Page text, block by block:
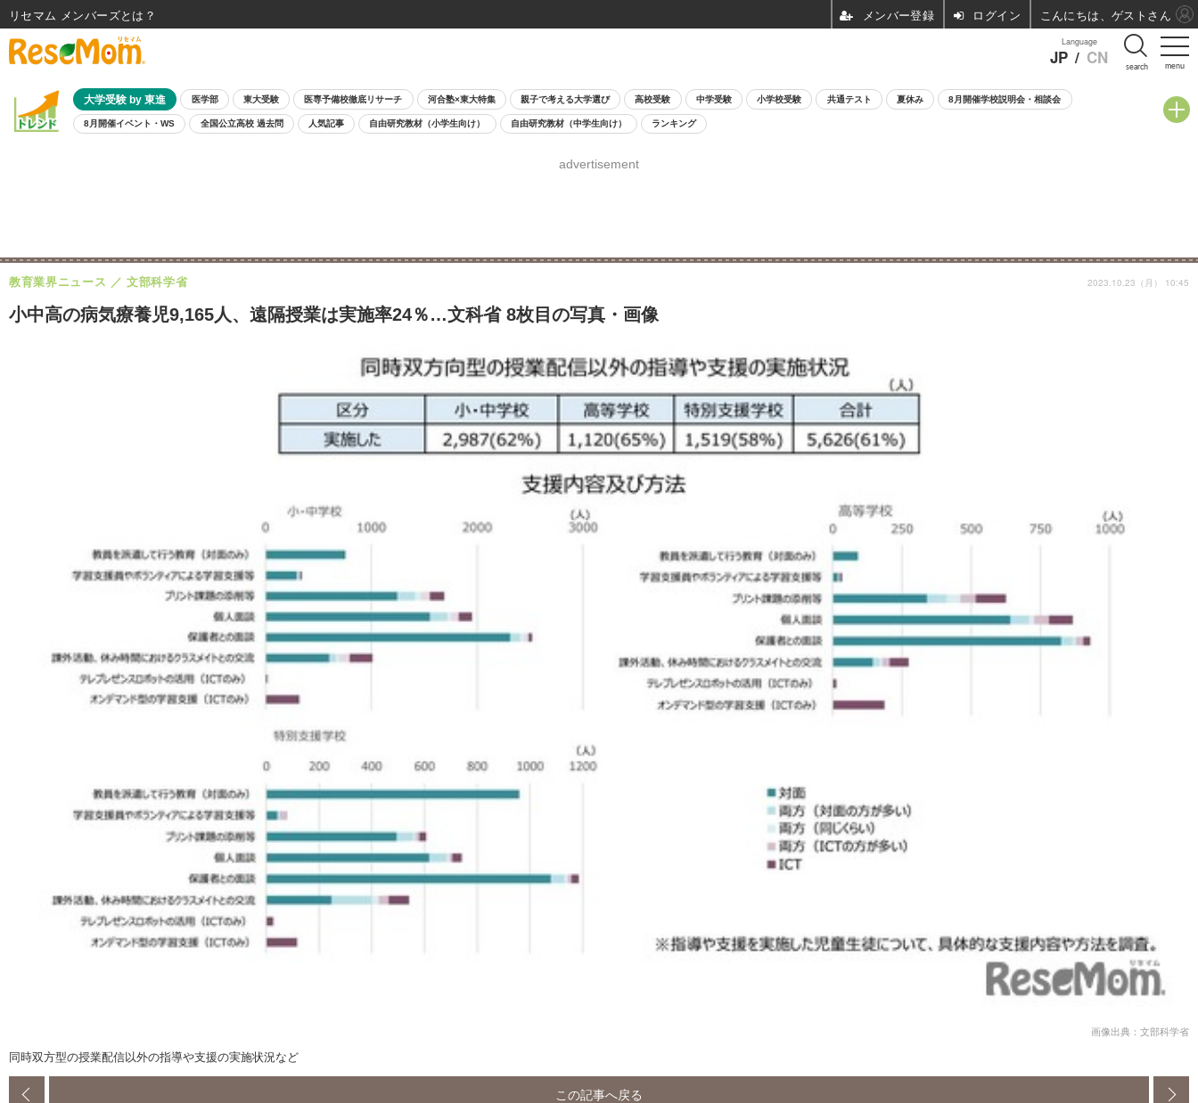
menu
Language
JP / CN search
大学受験 by 東進 医学部 東大受験 医専予備校徹底リサーチ 河合塾×東大特集 親子で考える大学選び 高校受験 中学受験 小学校受験 共通テスト 夏休み 8月開催学校説明会・相談会
8月開催イベント・WS 全国公立高校 過去問 人気記事 自由研究教材（小学生向け） 自由研究教材（中学生向け） ランキング
advertisement
小中高の病気療養児9,165人、遠隔授業は実施率24％…文科省 8枚目の写真・画像
教育業界ニュース 文部科学省 2023.10.23（月） 10:45
画像出典：文部科学省
同時双方型の授業配信以外の指導や支援の実施状況など
この記事へ戻る
リセマム メンバーズ ログイン こんにちは、ゲストさん